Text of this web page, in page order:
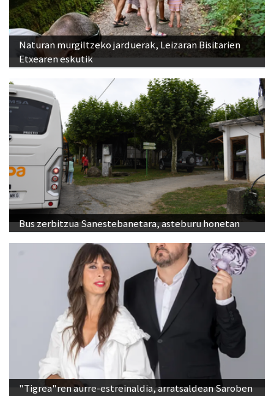
Naturan murgiltzeko jarduerak, Leizaran Bisitarien
Etxearen eskutik
Bus zerbitzua Sanestebanetara, asteburu honetan
"Tigrea"ren aurre-estreinaldia, arratsaldean Saroben